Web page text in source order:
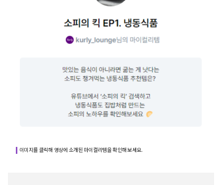
이미지를 클릭해 영상에 소개된 마이컬리템을 확인해 보세요.